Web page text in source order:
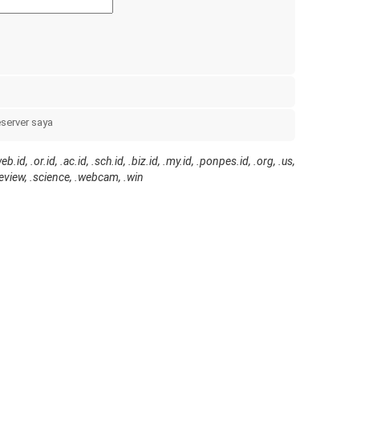
saya
.or.id, .ac.id, .sch.id, .biz.id, .my.id, .ponpes.id, .org, .us,
.science, .webcam, .win